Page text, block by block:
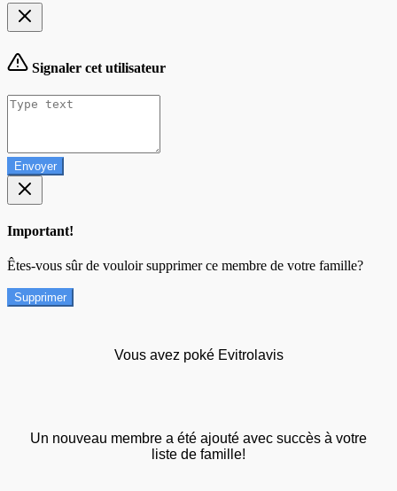
Signaler cet utilisateur
Envoyer
Important!
Êtes-vous sûr de vouloir supprimer ce membre de votre famille?
Supprimer
Vous avez poké Evitrolavis
Un nouveau membre a été ajouté avec succès à votre
liste de famille!